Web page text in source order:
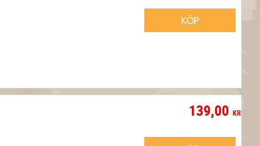
KÖP
139,00 KR